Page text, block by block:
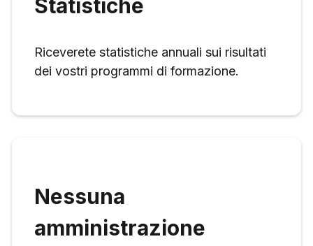
Statistiche
Riceverete statistiche annuali sui risultati
dei vostri programmi di formazione.
Nessuna
amministrazione